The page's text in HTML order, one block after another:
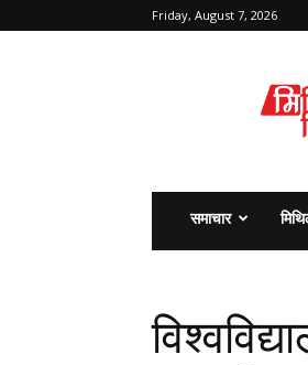
Friday, August 7, 2026
समाचार